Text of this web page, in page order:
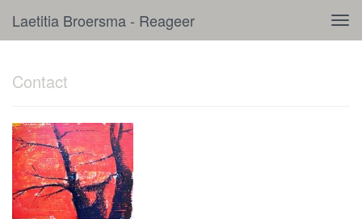
Laetitia Broersma - Reageer
Contact